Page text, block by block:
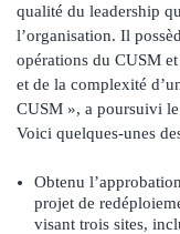
qualité du leadership
l’organisation. Il
opérations du CUSM
et de la complexité
CUSM », a poursuivi
Voici quelques-unes
Obtenu
projet de
visant trois sites,